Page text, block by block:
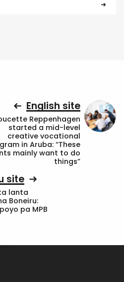
English site
Reppenhagen
started a mid-level
creative vocational
in Aruba: “These
mainly want to do
things”
site
lanta
Boneiru:
pa MPB